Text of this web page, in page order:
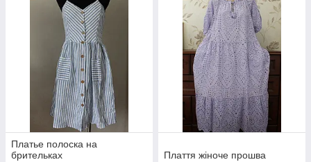
Платье полоска на
брительках
Плаття жіноче прошва